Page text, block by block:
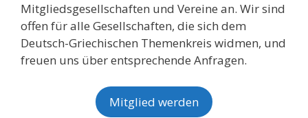
Mitgliedsgesellschaften und Vereine an. Wir sind
offen für alle Gesellschaften, die sich dem
Deutsch-Griechischen Themenkreis widmen, und
freuen uns über entsprechende Anfragen.
Mitglied werden